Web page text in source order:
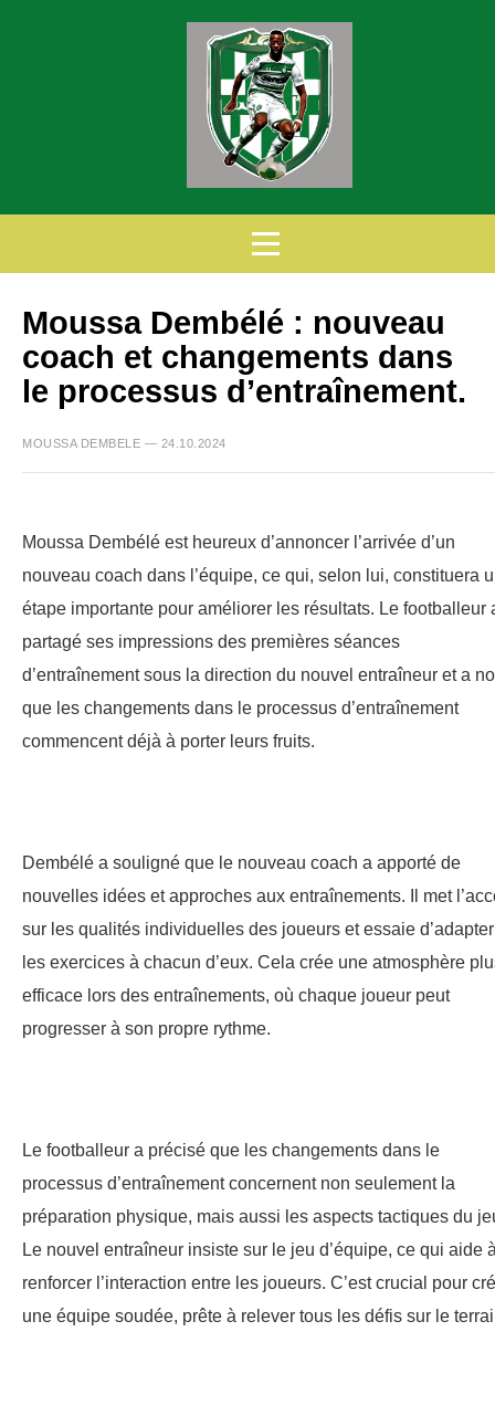
Moussa Dembélé : nouveau
coach et changements dans
le processus d’entraînement.
MOUSSA DEMBELE — 24.10.2024
Moussa Dembélé est heureux d’annoncer l’arrivée d’un
nouveau coach dans l’équipe, ce qui, selon lui, constituera
étape importante pour améliorer les résultats. Le footballeur
partagé ses impressions des premières séances
d’entraînement sous la direction du nouvel entraîneur et a
que les changements dans le processus d’entraînement
commencent déjà à porter leurs fruits.
Dembélé a souligné que le nouveau coach a apporté de
nouvelles idées et approches aux entraînements. Il met
sur les qualités individuelles des joueurs et essaie d’adapter
les exercices à chacun d’eux. Cela crée une atmosphère
efficace lors des entraînements, où chaque joueur peut
progresser à son propre rythme.
Le footballeur a précisé que les changements dans le
processus d’entraînement concernent non seulement la
préparation physique, mais aussi les aspects tactiques du
Le nouvel entraîneur insiste sur le jeu d’équipe, ce qui aide
renforcer l’interaction entre les joueurs. C’est crucial pour
une équipe soudée, prête à relever tous les défis sur le